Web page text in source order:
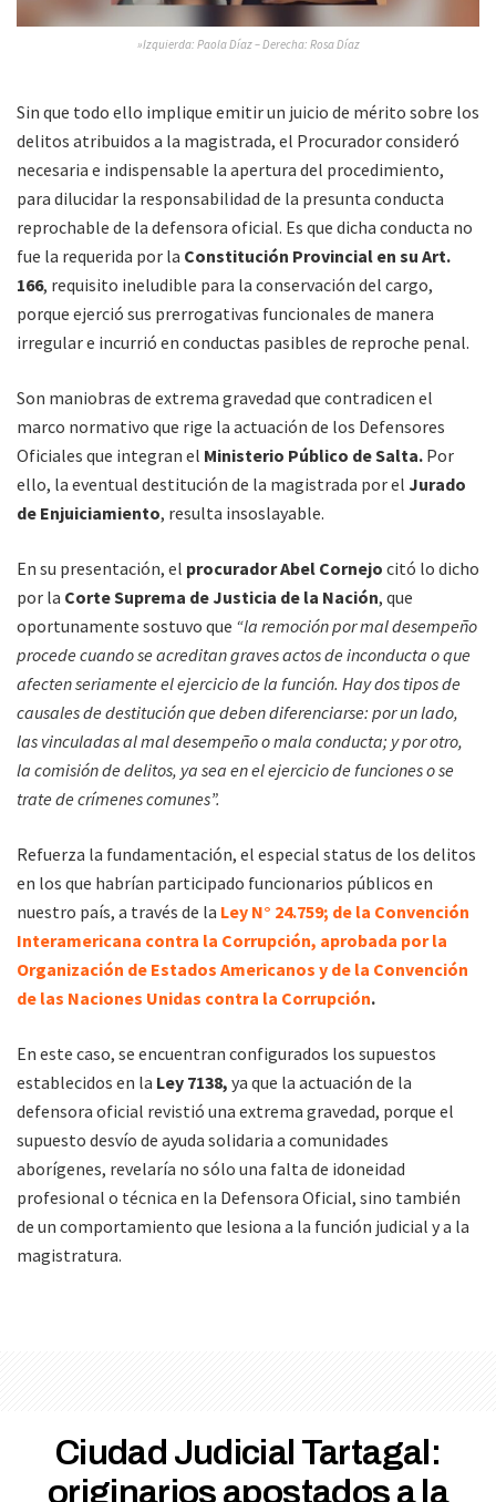
»Izquierda: Paola Díaz – Derecha: Rosa Díaz
Sin que todo ello implique emitir un juicio de mérito sobre los
delitos atribuidos a la magistrada, el Procurador consideró
necesaria e indispensable la apertura del procedimiento,
para dilucidar la responsabilidad de la presunta conducta
reprochable de la defensora oficial. Es que dicha conducta no
fue la requerida por la Constitución Provincial en su Art.
166, requisito ineludible para la conservación del cargo,
porque ejerció sus prerrogativas funcionales de manera
irregular e incurrió en conductas pasibles de reproche penal.
Son maniobras de extrema gravedad que contradicen el
marco normativo que rige la actuación de los Defensores
Oficiales que integran el Ministerio Público de Salta. Por
ello, la eventual destitución de la magistrada por el Jurado
de Enjuiciamiento, resulta insoslayable.
En su presentación, el procurador Abel Cornejo citó lo dicho
por la Corte Suprema de Justicia de la Nación, que
oportunamente sostuvo que “la remoción por mal desempeño
procede cuando se acreditan graves actos de inconducta o que
afecten seriamente el ejercicio de la función. Hay dos tipos de
causales de destitución que deben diferenciarse: por un lado,
las vinculadas al mal desempeño o mala conducta; y por otro,
la comisión de delitos, ya sea en el ejercicio de funciones o se
trate de crímenes comunes”.
Refuerza la fundamentación, el especial status de los delitos
en los que habrían participado funcionarios públicos en
nuestro país, a través de la Ley N° 24.759; de la Convención
Interamericana contra la Corrupción, aprobada por la
Organización de Estados Americanos y de la Convención
de las Naciones Unidas contra la Corrupción.
En este caso, se encuentran configurados los supuestos
establecidos en la Ley 7138, ya que la actuación de la
defensora oficial revistió una extrema gravedad, porque el
supuesto desvío de ayuda solidaria a comunidades
aborígenes, revelaría no sólo una falta de idoneidad
profesional o técnica en la Defensora Oficial, sino también
de un comportamiento que lesiona a la función judicial y a la
magistratura.
Ciudad Judicial Tartagal:
originarios apostados a la